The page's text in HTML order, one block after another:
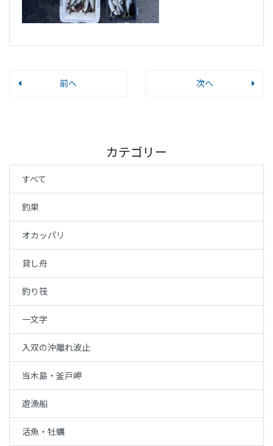
前へ 次へ
カテゴリー
すべて
釣果
オカッパリ
貸し舟
釣り筏
一文字
入双の沖離れ波止
当木島・釜戸岬
遊漁船
活魚・牡蠣